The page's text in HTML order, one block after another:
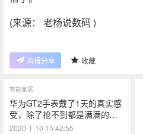
(来源： 老杨说数码 )
海报分享 收藏
智能家居
华为GT2手表戴了1天的真实感
受，除了抢不到都是满满的优
点！
2020-1-10 15:42:55